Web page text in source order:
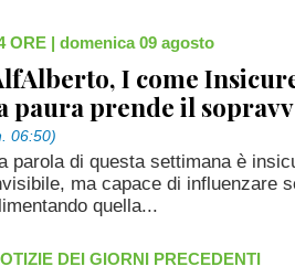
ORE | domenica 09 agosto
I come
paura prende il
06:50)
parola di questa settimana è
ma capace di influenzare
quella...
DEI GIORNI PRECEDENTI